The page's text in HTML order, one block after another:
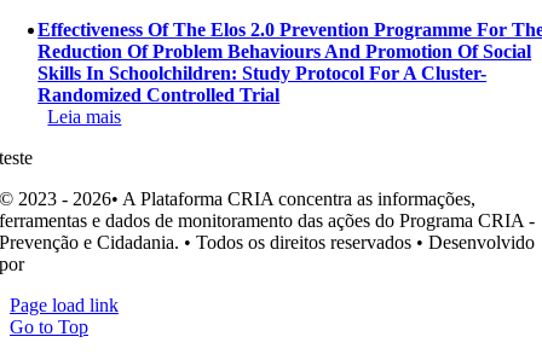
Effectiveness Of The Elos 2.0 Prevention Programme For
Reduction Of Problem Behaviours And Promotion Of Social
Skills In Schoolchildren: Study Protocol For A Cluster-
Randomized Controlled Trial
Leia mais
teste
© 2023 - 2026• A Plataforma CRIA concentra as informações,
ferramentas e dados de monitoramento das ações do Programa CRIA -
Prevenção e Cidadania. • Todos os direitos reservados • Desenvolvido
por
Page load link
Go to Top